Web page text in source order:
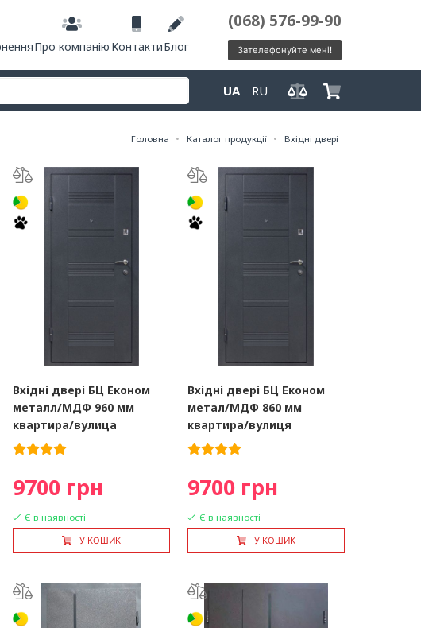
Про компанію КонтактиБлог
(068) 576-99-90
Зателефонуйте мені!
UA RU
Головна Каталог продукції Вхідні двері
Вхідні двері БЦ Економ
металл/МДФ 960 мм
квартира/вулица
9700 грн
Є в наявності
У КОШИК
Вхідні двері БЦ Економ
метал/МДФ 860 мм
квартира/вулиця
9700 грн
Є в наявності
У КОШИК